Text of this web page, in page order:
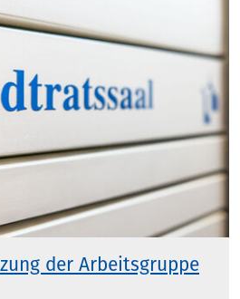
der Arbeitsgruppe